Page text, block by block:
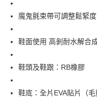
1.分期款項不併入電信帳單，
醒簡訊。
帳／街口支付／iPASS MONEY
用戶於交易時，得透過本服務
買賣價金債權讓與本公司後，
資料（包含姓名、電話或地址
１．於結帳方式選擇「AFTEE
結帳頁面，進行簡訊認證並確
３．收到繳費通知簡訊後14天
ATM／網路銀行／等多元方式
※ 請注意：結帳手續完成當下
購買商品的店家。未經商家同
後付繳納相關費用。
※ 交易是否成功請以「AFTEE
是否繳費成功／繳費後需取消
全家取貨付款
付款後全家取貨
7-11取貨付款
每筆NT$60，滿NT$1,200(
魔鬼氈束帶可調整鬆緊
鞋面使用 高剝耐水解合
鞋頭及鞋跟：RB橡膠
鞋底：全片EVA貼片（